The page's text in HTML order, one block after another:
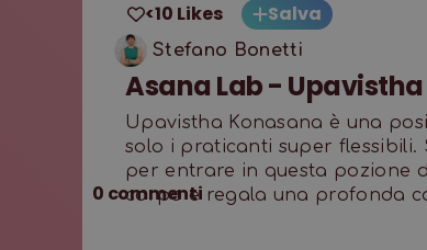
<10 Likes Salva
Stefano Bonetti
Asana Lab -
Upavistha Konasana è una
solo i praticanti super
per entrare in questa pozione
corpo e regala una profonda
0 commenti